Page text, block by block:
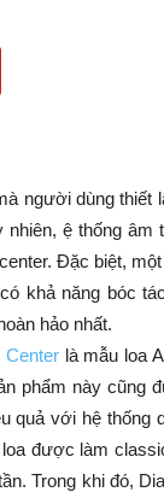
người dùng thiết
ệ thống âm
Đặc biệt,
khả năng bóc
hảo nhất.
Centerlà mẫu loa
phẩm này cũng
quả với hệ thống
được làm
Trong khi đó,